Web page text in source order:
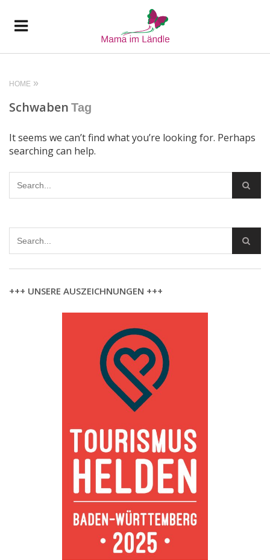
HOME
Schwaben Tag
It seems we can’t find what you’re looking for. Perhaps
searching can help.
+++ UNSERE AUSZEICHNUNGEN +++